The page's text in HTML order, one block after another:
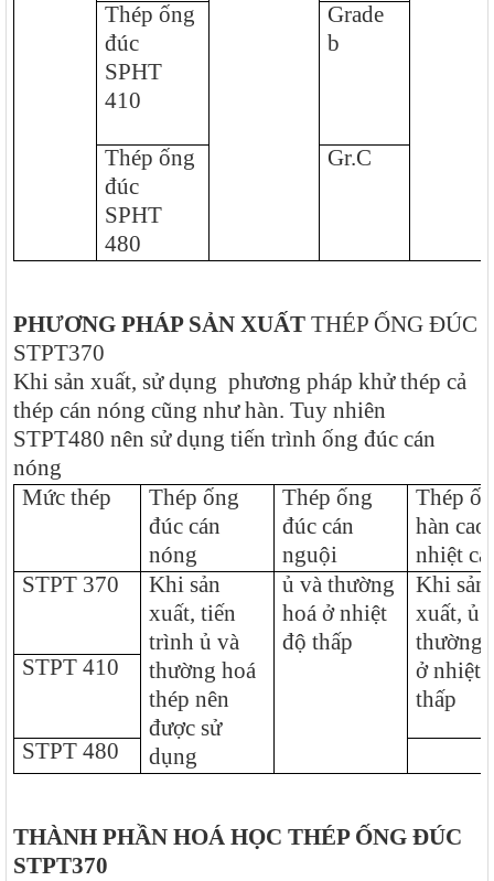
Thép ống
đúc
SPHT
410
Grade
b
Thép ống
đúc
SPHT
480
Gr.C
PHƯƠNG PHÁP SẢN XUẤT THÉP ỐNG ĐÚC
STPT370
Khi sản xuất, sử dụng phương pháp khử thép cả
thép cán nóng cũng như hàn. Tuy nhiên
STPT480 nên sử dụng tiến trình ống đúc cán
nóng
Mức thép
Thép ống
đúc cán
nóng
Thép ống
đúc cán
nguội
Thép
hàn cao
nhiệt
STPT 370
Khi sản
xuất, tiến
trình ủ và
thường hoá
thép nên
được sử
dụng
ủ và thường
hoá ở nhiệt
độ thấp
Khi sản
xuất, ủ
thường
ở nhiệt
thấp
STPT 410
STPT 480
THÀNH PHẦN HOÁ HỌC THÉP ỐNG ĐÚC
STPT370